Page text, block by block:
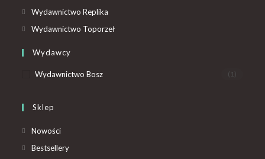
Wydawnictwo Replika
Wydawnictwo Toporzeł
Wydawcy
Wydawnictwo Bosz (1)
Sklep
Nowości
Bestsellery